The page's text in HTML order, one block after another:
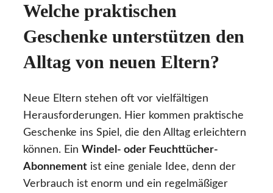
Welche praktischen
Geschenke unterstützen den
Alltag von neuen Eltern?
Neue Eltern stehen oft vor vielfältigen
Herausforderungen. Hier kommen praktische
Geschenke ins Spiel, die den Alltag erleichtern
können. Ein Windel- oder Feuchttücher-
Abonnement ist eine geniale Idee, denn der
Verbrauch ist enorm und ein regelmäßiger